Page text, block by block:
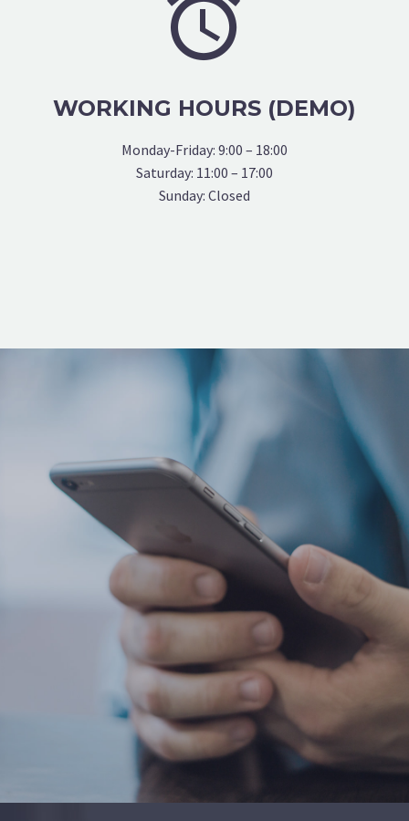


WORKING HOURS (DEMO)
Monday-Friday: 9:00 – 18:00
Saturday: 11:00 – 17:00
Sunday: Closed